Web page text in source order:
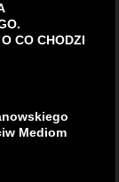
CO CHODZI
Mediom